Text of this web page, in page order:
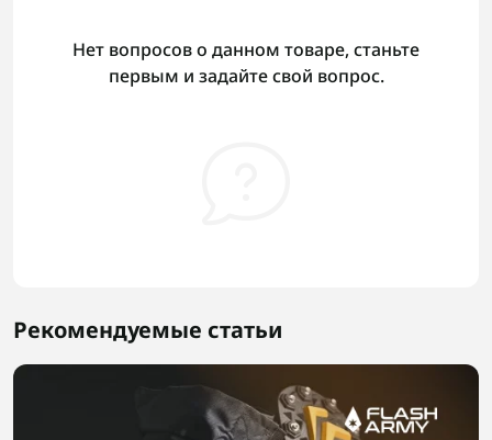
Нет вопросов о данном товаре, станьте
первым и задайте свой вопрос.
Рекомендуемые статьи